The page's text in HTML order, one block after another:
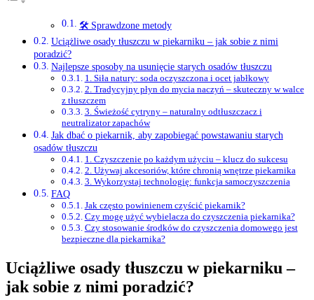
🛠️ Sprawdzone metody
Uciążliwe osady tłuszczu w piekarniku – jak sobie z nimi
poradzić?
Najlepsze sposoby na usunięcie starych osadów tłuszczu
1. Siła natury: soda oczyszczona i ocet jabłkowy
2. Tradycyjny płyn do mycia naczyń – skuteczny w walce
z tłuszczem
3. Świeżość cytryny – naturalny odtłuszczacz i
neutralizator zapachów
Jak dbać o piekarnik, aby zapobiegać powstawaniu starych
osadów tłuszczu
1. Czyszczenie po każdym użyciu – klucz do sukcesu
2. Używaj akcesoriów, które chronią wnętrze piekarnika
3. Wykorzystaj technologię: funkcja samoczyszczenia
FAQ
Jak często powinienem czyścić piekarnik?
Czy mogę użyć wybielacza do czyszczenia piekarnika?
Czy stosowanie środków do czyszczenia domowego jest
bezpieczne dla piekarnika?
Uciążliwe osady tłuszczu w piekarniku –
jak sobie z nimi poradzić?